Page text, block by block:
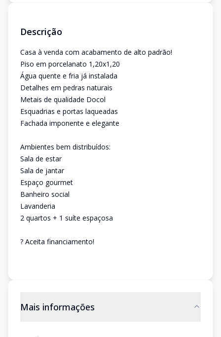
Descrição
Casa à venda com acabamento de alto padrão!
Piso em porcelanato 1,20x1,20
Água quente e fria já instalada
Detalhes em pedras naturais
Metais de qualidade Docol
Esquadrias e portas laqueadas
Fachada imponente e elegante
Ambientes bem distribuídos:
Sala de estar
Sala de jantar
Espaço gourmet
Banheiro social
Lavanderia
2 quartos + 1 suíte espaçosa
? Aceita financiamento!
Mais informações